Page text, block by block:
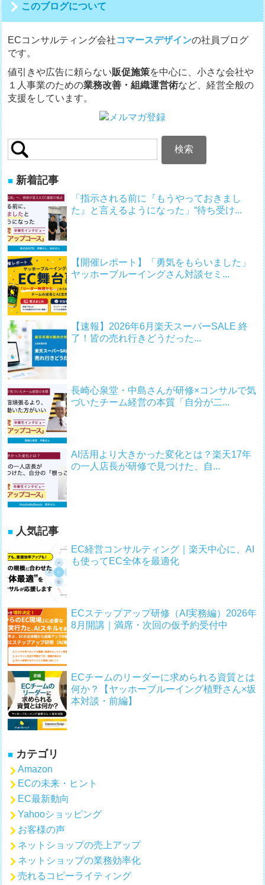
ョ
ン
このブログについて
ECコンサルティング会社コマースデザインの社員ブログ
です。
値引きや広告に頼らない販促施策を中心に、小さな会社や
１人事業のための業務改善・組織運営術など、経営全般の
支援をしています。
検
索:
新着記事
「指示される前に『もうやっておきまし
た』と言えるようになった」“待ち受け...
【開催レポート】「勇気をもらいました」
ヤッホーブルーイングさん対談セミ...
【速報】2026年6月楽天スーパーSALE 終
了！皆の売れ行きどうだった...
長崎心泉堂・中島さんが研修×コンサルで気
づいたチーム経営の本質「自分が二...
AI活用より大きかった変化とは？楽天17年
の一人店長が研修で見つけた、自...
人気記事
EC経営コンサルティング｜楽天中心に、AI
も使ってEC全体を最適化
ECステップアップ研修（AI実務編）2026年
8月開講｜満席・次回の仮予約受付中
ECチームのリーダーに求められる資質とは
何か？【ヤッホーブルーイング植野さん×坂
本対談・前編】
カテゴリ
Amazon
ECの未来・ヒント
EC最新動向
Yahooショッピング
お客様の声
ネットショップの売上アップ
ネットショップの業務効率化
売れるコピーライティング